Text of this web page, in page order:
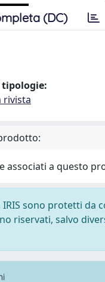
(DC)
tipologie:
rivista
associati a questo
sono protetti da
riservati, salvo